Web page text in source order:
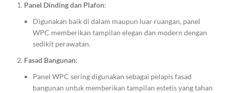
Panel Dinding dan Plafon:
Digunakan baik di dalam maupun luar ruangan, panel
WPC memberikan tampilan elegan dan modern dengan
sedikit perawatan.
Fasad Bangunan:
Panel WPC sering digunakan sebagai pelapis fasad
bangunan untuk memberikan tampilan estetis yang tahan